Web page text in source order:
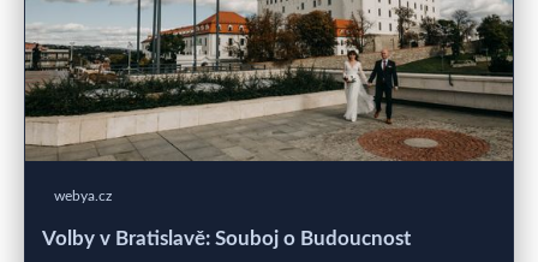
webya.cz
Volby v Bratislavě: Souboj o Budoucnost